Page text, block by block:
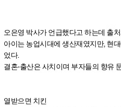
오은영 박사가 언급했다고 하는데 출
아이는 농업시대에 생산재였지만, 현
었다.
결혼-출산은 사치이며 부자들의 향유
열받으면 치킨